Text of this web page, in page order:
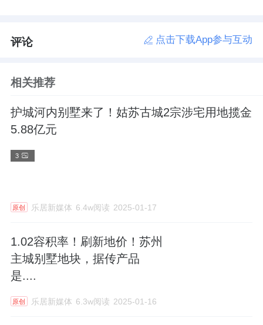
评论 点击下载App参与互动
相关推荐
护城河内别墅来了！姑苏古城2宗涉宅用地揽金
5.88亿元
3
原创 乐居新媒体 6.4w阅读 2025-01-17
1.02容积率！刷新地价！苏州
主城别墅地块，据传产品
是....
原创 乐居新媒体 6.3w阅读 2025-01-16